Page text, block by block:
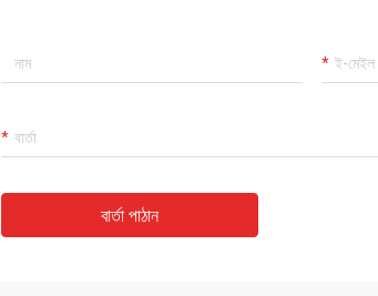
বার্তা পাঠান